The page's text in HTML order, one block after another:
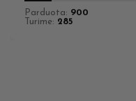
Parduota: 900
Turime: 285